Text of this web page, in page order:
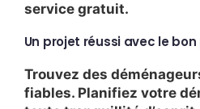
service gratuit.
Un projet réussi avec le
Trouvez des
fiables. Planifiez votre